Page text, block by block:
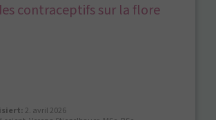
contraceptifs sur la flore
2. avril 2026